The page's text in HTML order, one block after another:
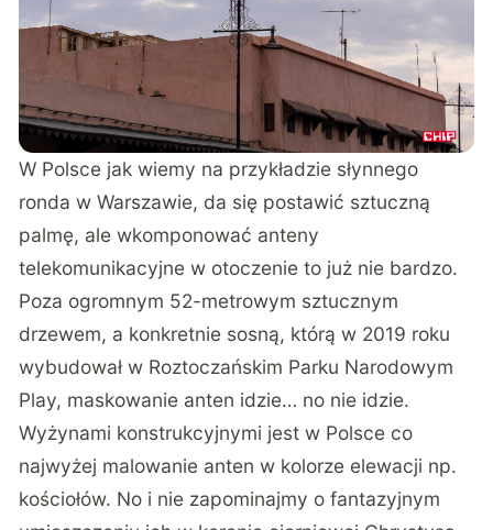
W Polsce jak wiemy na przykładzie słynnego
ronda w Warszawie, da się postawić sztuczną
palmę, ale wkomponować anteny
telekomunikacyjne w otoczenie to już nie bardzo.
Poza ogromnym 52-metrowym sztucznym
drzewem, a konkretnie sosną, którą w 2019 roku
wybudował w Roztoczańskim Parku Narodowym
Play, maskowanie anten idzie… no nie idzie.
Wyżynami konstrukcyjnymi jest w Polsce co
najwyżej malowanie anten w kolorze elewacji np.
kościołów. No i nie zapominajmy o fantazyjnym